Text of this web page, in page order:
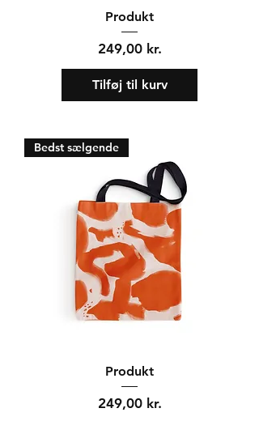
Produkt
Pris
249,00 kr.
Tilføj til kurv
Bedst sælgende
Produkt
Pris
249,00 kr.